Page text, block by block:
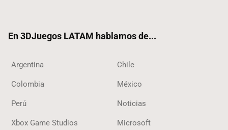
En 3DJuegos LATAM hablamos de...
Argentina Chile
Colombia México
Perú Noticias
Xbox Game Studios Microsoft